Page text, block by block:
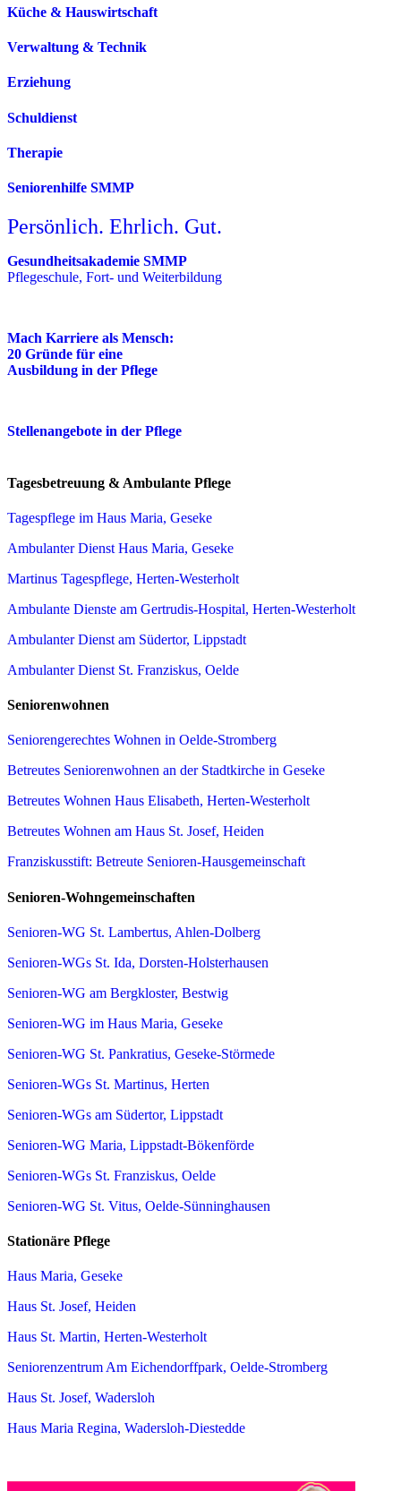
Küche & Hauswirtschaft
Verwaltung & Technik
Erziehung
Schuldienst
Therapie
Seniorenhilfe SMMP
Persönlich. Ehrlich. Gut.
Gesundheitsakademie SMMP
Pflegeschule, Fort- und Weiterbildung
Mach Karriere als Mensch:
20 Gründe für eine
Ausbildung in der Pflege
Stellenangebote in der Pflege
Tagesbetreuung & Ambulante Pflege
Tagespflege im Haus Maria, Geseke
Ambulanter Dienst Haus Maria, Geseke
Martinus Tagespflege, Herten-Westerholt
Ambulante Dienste am Gertrudis-Hospital, Herten-Westerholt
Ambulanter Dienst am Südertor, Lippstadt
Ambulanter Dienst St. Franziskus, Oelde
Seniorenwohnen
Seniorengerechtes Wohnen in Oelde-Stromberg
Betreutes Seniorenwohnen an der Stadtkirche in Geseke
Betreutes Wohnen Haus Elisabeth, Herten-Westerholt
Betreutes Wohnen am Haus St. Josef, Heiden
Franziskusstift: Betreute Senioren-Hausgemeinschaft
Senioren-Wohngemeinschaften
Senioren-WG St. Lambertus, Ahlen-Dolberg
Senioren-WGs St. Ida, Dorsten-Holsterhausen
Senioren-WG am Bergkloster, Bestwig
Senioren-WG im Haus Maria, Geseke
Senioren-WG St. Pankratius, Geseke-Störmede
Senioren-WGs St. Martinus, Herten
Senioren-WGs am Südertor, Lippstadt
Senioren-WG Maria, Lippstadt-Bökenförde
Senioren-WGs St. Franziskus, Oelde
Senioren-WG St. Vitus, Oelde-Sünninghausen
Stationäre Pflege
Haus Maria, Geseke
Haus St. Josef, Heiden
Haus St. Martin, Herten-Westerholt
Seniorenzentrum Am Eichendorffpark, Oelde-Stromberg
Haus St. Josef, Wadersloh
Haus Maria Regina, Wadersloh-Diestedde